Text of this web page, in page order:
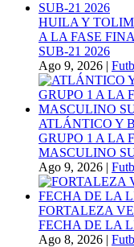
HUILA Y
A LA FASE
SUB-21 2026
Ago 9, 2026 |
ATLÁNTICO Y
GRUPO 1 A LA
MASCULINO
Ago 9, 2026 |
FORTALEZA
FECHA DE LA
Ago 8, 2026 |